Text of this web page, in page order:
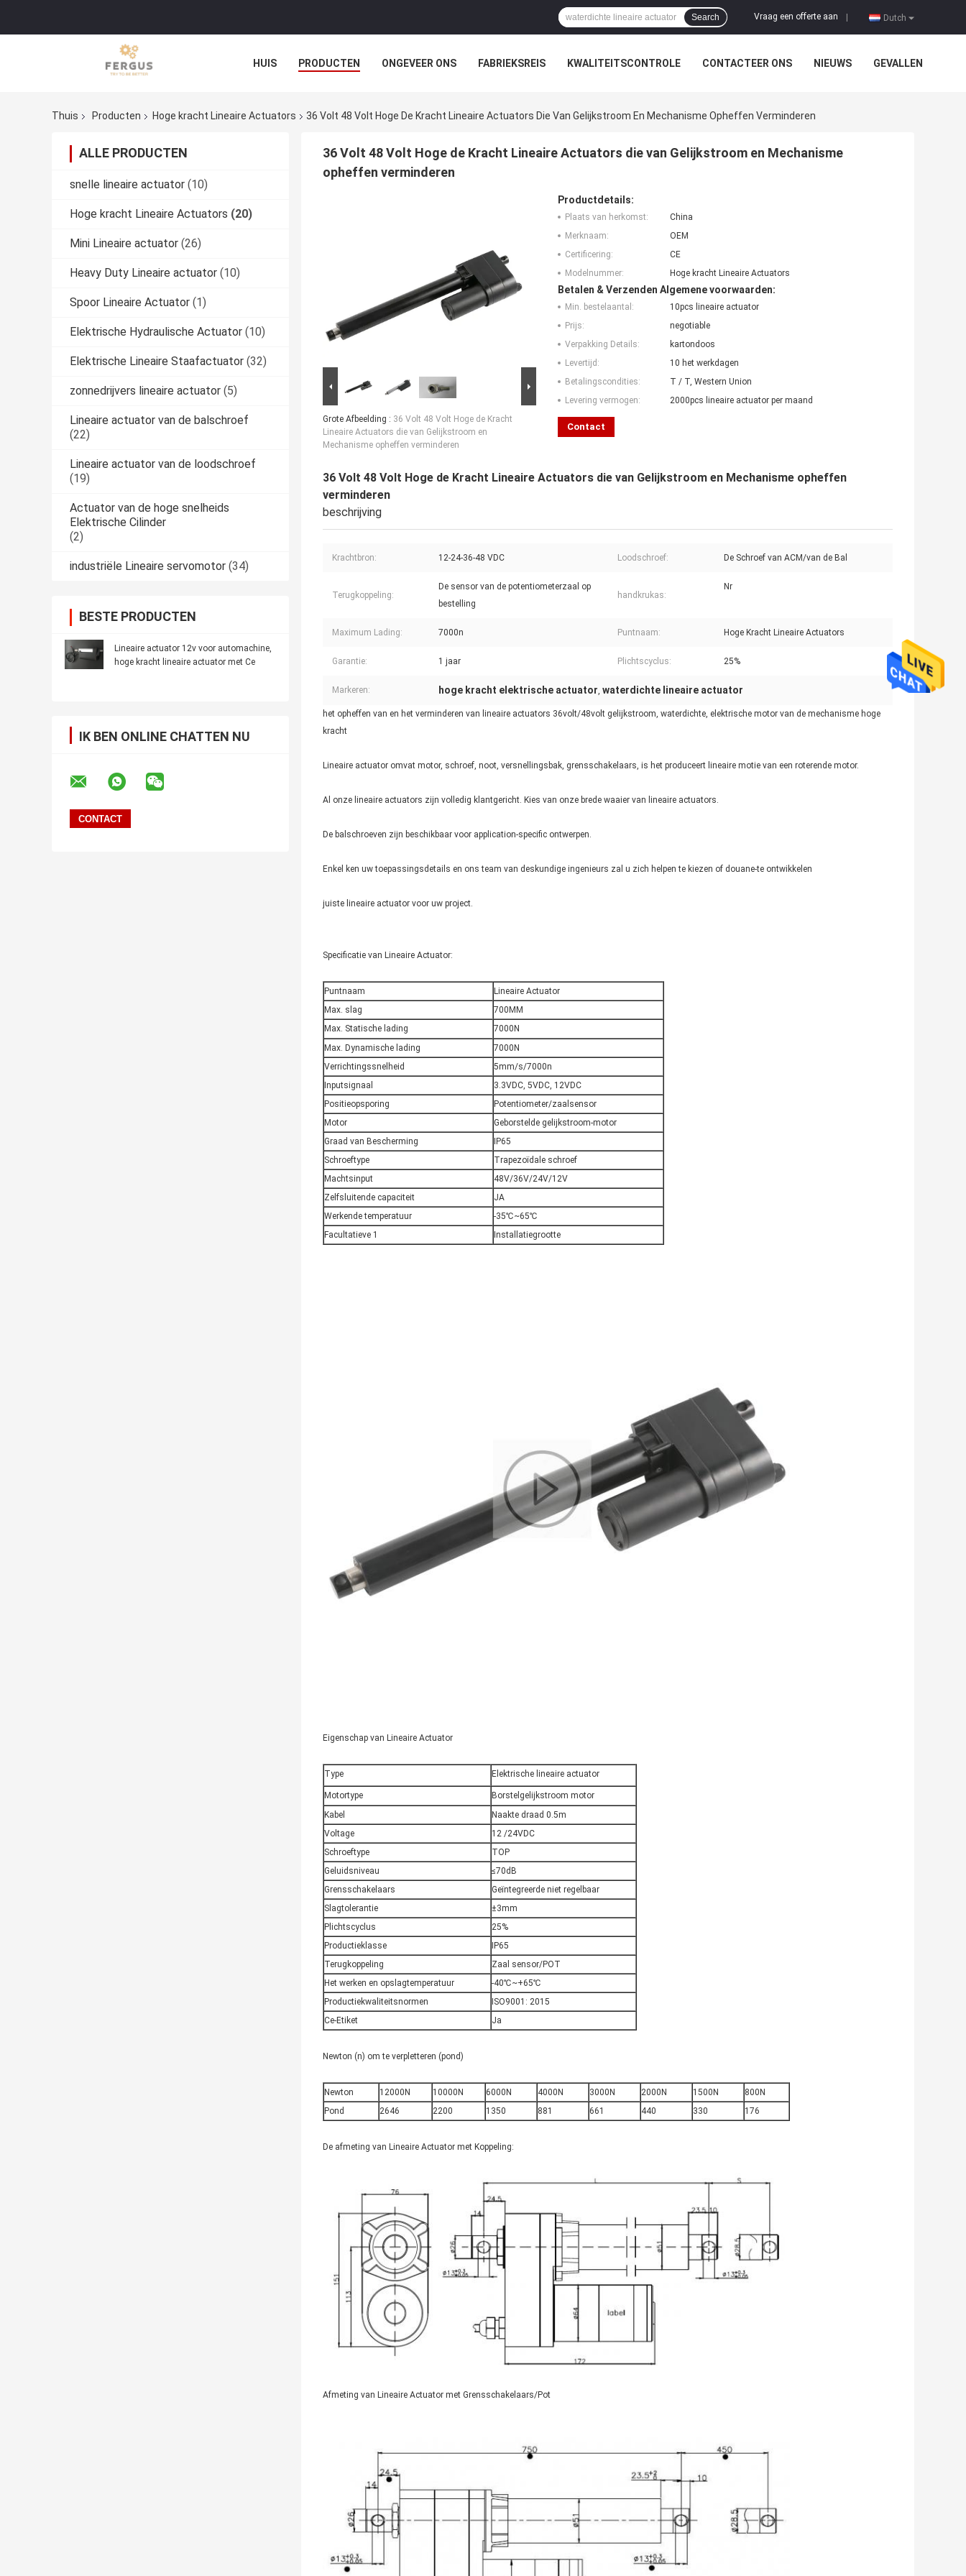
Dutch
Vraag een offerte aan
Search
HUIS PRODUCTEN ONGEVEER ONS FABRIEKSREIS KWALITEITSCONTROLE CONTACTEER ONS NIEUWS GEVALLEN
Thuis Producten Hoge kracht Lineaire Actuators 36 Volt 48 Volt Hoge De Kracht Lineaire Actuators Die Van Gelijkstroom En Mechanisme Opheffen Verminderen
ALLE PRODUCTEN
snelle lineaire actuator (10)
Hoge kracht Lineaire Actuators (20)
Mini Lineaire actuator (26)
Heavy Duty Lineaire actuator (10)
Spoor Lineaire Actuator (1)
Elektrische Hydraulische Actuator (10)
Elektrische Lineaire Staafactuator (32)
zonnedrijvers lineaire actuator (5)
Lineaire actuator van de balschroef
(22)
Lineaire actuator van de loodschroef
(19)
Actuator van de hoge snelheids
Elektrische Cilinder
(2)
industriële Lineaire servomotor (34)
BESTE PRODUCTEN
Lineaire actuator 12v voor automachine,
hoge kracht lineaire actuator met Ce
IK BEN ONLINE CHATTEN NU
36 Volt 48 Volt Hoge de Kracht Lineaire Actuators die van Gelijkstroom en Mechanisme
opheffen verminderen
Grote Afbeelding : 36 Volt 48 Volt Hoge de Kracht
Lineaire Actuators die van Gelijkstroom en
Mechanisme opheffen verminderen
Productdetails:
Plaats van herkomst:
China
Merknaam:
OEM
Certificering:
CE
Modelnummer:
Hoge kracht Lineaire Actuators
Betalen & Verzenden Algemene voorwaarden:
Min. bestelaantal:
10pcs lineaire actuator
Prijs:
negotiable
Verpakking Details:
kartondoos
Levertijd:
10 het werkdagen
Betalingscondities:
T / T, Western Union
Levering vermogen:
2000pcs lineaire actuator per maand
Contact
36 Volt 48 Volt Hoge de Kracht Lineaire Actuators die van Gelijkstroom en Mechanisme opheffen
verminderen
beschrijving
Krachtbron: 12-24-36-48 VDC Loodschroef: De Schroef van ACM/van de Bal
Terugkoppeling:
De sensor van de potentiometerzaal op
bestelling
handkrukas:
Nr
Maximum Lading: 7000n Puntnaam: Hoge Kracht Lineaire Actuators
Garantie: 1 jaar Plichtscyclus: 25%
Markeren: hoge kracht elektrische actuator, waterdichte lineaire actuator
het opheffen van en het verminderen van lineaire actuators 36volt/48volt gelijkstroom, waterdichte, elektrische motor van de mechanisme hoge
kracht
Lineaire actuator omvat motor, schroef, noot, versnellingsbak, grensschakelaars, is het produceert lineaire motie van een roterende motor.
Al onze lineaire actuators zijn volledig klantgericht. Kies van onze brede waaier van lineaire actuators.
De balschroeven zijn beschikbaar voor application-specific ontwerpen.
Enkel ken uw toepassingsdetails en ons team van deskundige ingenieurs zal u zich helpen te kiezen of douane-te ontwikkelen
juiste lineaire actuator voor uw project.
Specificatie van Lineaire Actuator:
Puntnaam
Lineaire Actuator
Max. slag
700MM
Max. Statische lading
7000N
Max. Dynamische lading
7000N
Verrichtingssnelheid
5mm/s/7000n
Inputsignaal
3.3VDC, 5VDC, 12VDC
Positieopsporing
Potentiometer/zaalsensor
Motor
Geborstelde gelijkstroom-motor
Graad van Bescherming
IP65
Schroeftype
Trapezoïdale schroef
Machtsinput
48V/36V/24V/12V
Zelfsluitende capaciteit
JA
Werkende temperatuur
-35℃~65℃
Facultatieve 1
Installatiegrootte
Eigenschap van Lineaire Actuator
Type Elektrische lineaire actuator
Motortype
Borstelgelijkstroom motor
Kabel
Naakte draad 0.5m
Voltage
12 /24VDC
Schroeftype
TOP
Geluidsniveau
≤70dB
Grensschakelaars
Geïntegreerde niet regelbaar
Slagtolerantie
±3mm
Plichtscyclus
25%
Productieklasse
IP65
Terugkoppeling
Zaal sensor/POT
Het werken en opslagtemperatuur
-40℃~+65℃
Productiekwaliteitsnormen
ISO9001: 2015
Ce-Etiket
Ja
Newton (n) om te verpletteren (pond)
Newton 12000N 10000N 6000N 4000N 3000N 2000N 1500N
800N
Pond
2646 2200 1350 881 661 440 330 176
De afmeting van Lineaire Actuator met Koppeling:
Afmeting van Lineaire Actuator met Grensschakelaars/Pot